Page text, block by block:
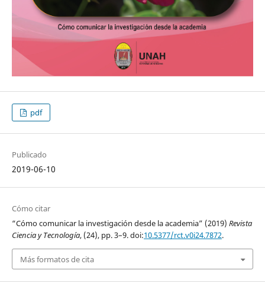
pdf
Publicado
2019-06-10
Cómo citar
“Cómo comunicar la investigación desde la academia” (2019) Revista
Ciencia y Tecnología, (24), pp. 3–9. doi:10.5377/rct.v0i24.7872.
Más formatos de cita